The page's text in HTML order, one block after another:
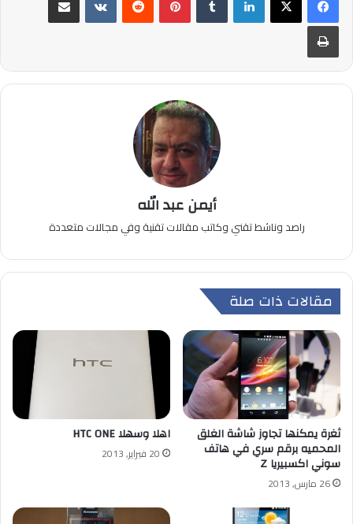
طباعة
أيمن عبد الله
راصد وناشط تقني وكاتب مقالات تقنية وفي مجالات متعددة
مقالات ذات صلة
ثغرة يمكنها تجاوز شاشة الغلق
المحميه برقم سري في هاتف
سوني اكسبيريا Z
26 مارس, 2013
اهلا وسهلا HTC ONE
20 فبراير, 2013